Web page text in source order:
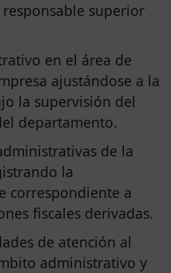
superior
en el área de
ajustándose a la
la supervisión del
departamento.
de la
la
correspondiente a
fiscales derivadas.
de atención al
administrativo y